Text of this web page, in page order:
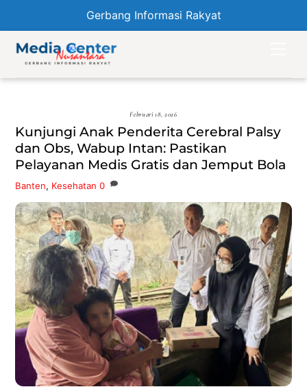
Gerbang Informasi Rakyat
content
Februari 18, 2026
Kunjungi Anak Penderita Cerebral Palsy
dan Obs, Wabup Intan: Pastikan
Pelayanan Medis Gratis dan Jemput Bola
Banten, Kesehatan 0